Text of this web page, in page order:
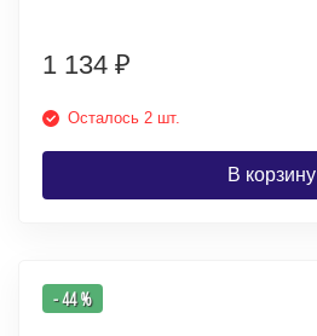
1 134 ₽
Осталось 2 шт.
В корзину
- 44 %